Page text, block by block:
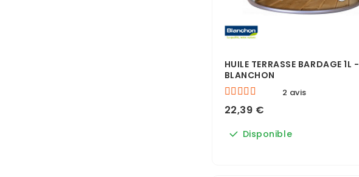
HUILE TERRASSE BARDAGE 1L -
BLANCHON
2 avis
22,39 €
Disponible